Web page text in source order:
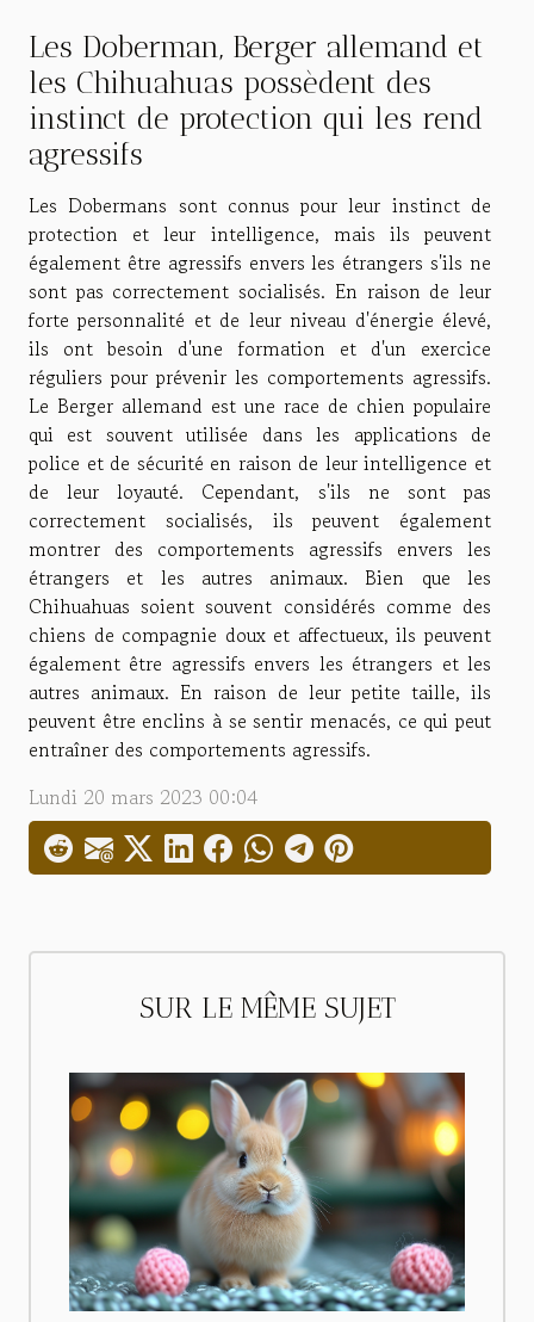
Les Doberman, Berger allemand et
les Chihuahuas possèdent des
instinct de protection qui les rend
agressifs
Les Dobermans sont connus pour leur instinct de
protection et leur intelligence, mais ils peuvent
également être agressifs envers les étrangers s'ils ne
sont pas correctement socialisés. En raison de leur
forte personnalité et de leur niveau d'énergie élevé,
ils ont besoin d'une formation et d'un exercice
réguliers pour prévenir les comportements agressifs.
Le Berger allemand est une race de chien populaire
qui est souvent utilisée dans les applications de
police et de sécurité en raison de leur intelligence et
de leur loyauté. Cependant, s'ils ne sont pas
correctement socialisés, ils peuvent également
montrer des comportements agressifs envers les
étrangers et les autres animaux. Bien que les
Chihuahuas soient souvent considérés comme des
chiens de compagnie doux et affectueux, ils peuvent
également être agressifs envers les étrangers et les
autres animaux. En raison de leur petite taille, ils
peuvent être enclins à se sentir menacés, ce qui peut
entraîner des comportements agressifs.
Lundi 20 mars 2023 00:04
SUR LE MÊME SUJET